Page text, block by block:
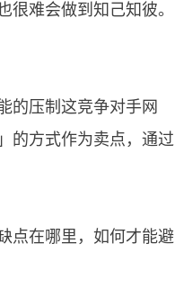
难会做到知己知彼。
的压制这竞争对手网
的方式作为卖点，通过
点在哪里，如何才能避